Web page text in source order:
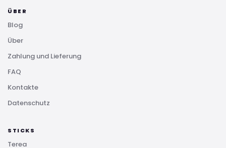
ÜBER
Blog
Über
Zahlung und Lieferung
FAQ
Kontakte
Datenschutz
STICKS
Terea